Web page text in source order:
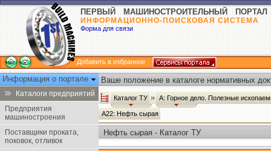
ПЕРВЫЙ МАШИНОСТРОИТЕЛЬНЫЙ ПОРТАЛ
ИНФОРМАЦИОННО-ПОИСКОВАЯ СИСТЕМА
Форма для связи
Добавить в избранное
Информация о портале
Каталоги предприятий
Предприятия
машиностроения
Поставщики проката,
поковок, отливок
Ваше положение в каталоге нормативных
Каталог ТУ А: Горное дело. Полезные
А22: Нефть сырая
Нефть сырая - Каталог ТУ